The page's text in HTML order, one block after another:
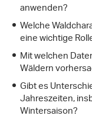
anwenden?
Welche
eine wichtige
Mit welchen
Wäldern
Gibt es
Jahreszeiten,
Wintersaison?